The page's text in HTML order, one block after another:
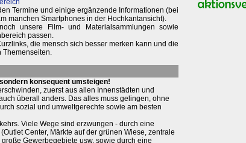
Termine und einige ergänzende Informationen (bei
manchen Smartphones in der Hochkantansicht).
unsere Film- und Materialsammlungen sowie
passen.
die mensch sich besser merken kann und die
Themenseiten.
konsequent umsteigen!
zuerst aus allen Innenstädten und
überall anders. Das alles muss gelingen, ohne
sozial und umweltgerechte sowie am besten
Viele Wege sind erzwungen - durch eine
Center, Märkte auf der grünen Wiese, zentrale
Gewerbegebiete usw. sowie durch eine